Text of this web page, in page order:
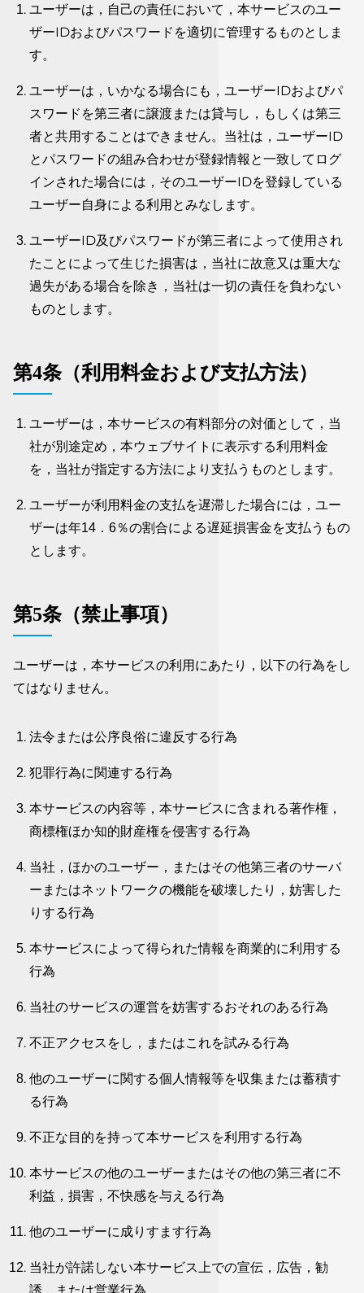
ユーザーは，自己の責任において，本サービスのユー
ザーIDおよびパスワードを適切に管理するものとしま
す。
ユーザーは，いかなる場合にも，ユーザーIDおよびパ
スワードを第三者に譲渡または貸与し，もしくは第三
者と共用することはできません。当社は，ユーザーID
とパスワードの組み合わせが登録情報と一致してログ
インされた場合には，そのユーザーIDを登録している
ユーザー自身による利用とみなします。
ユーザーID及びパスワードが第三者によって使用され
たことによって生じた損害は，当社に故意又は重大な
過失がある場合を除き，当社は一切の責任を負わない
ものとします。
第4条（利用料金および支払方法）
ユーザーは，本サービスの有料部分の対価として，当
社が別途定め，本ウェブサイトに表示する利用料金
を，当社が指定する方法により支払うものとします。
ユーザーが利用料金の支払を遅滞した場合には，ユー
ザーは年14．6％の割合による遅延損害金を支払うもの
とします。
第5条（禁止事項）
ユーザーは，本サービスの利用にあたり，以下の行為をし
てはなりません。
法令または公序良俗に違反する行為
犯罪行為に関連する行為
本サービスの内容等，本サービスに含まれる著作権，
商標権ほか知的財産権を侵害する行為
当社，ほかのユーザー，またはその他第三者のサーバ
ーまたはネットワークの機能を破壊したり，妨害した
りする行為
本サービスによって得られた情報を商業的に利用する
行為
当社のサービスの運営を妨害するおそれのある行為
不正アクセスをし，またはこれを試みる行為
他のユーザーに関する個人情報等を収集または蓄積す
る行為
不正な目的を持って本サービスを利用する行為
本サービスの他のユーザーまたはその他の第三者に不
利益，損害，不快感を与える行為
他のユーザーに成りすます行為
当社が許諾しない本サービス上での宣伝，広告，勧